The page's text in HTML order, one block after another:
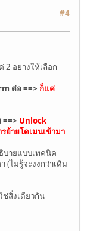
#4
2 อย่างให้เลือก
ต่อ ==> ก็แค่
Unlock
ย้ายโดเมนเข้ามา
บายแบบเทคนิค
(ไม่รู้จะงงกว่าเดิม
ช่สิ่งเดียวกัน